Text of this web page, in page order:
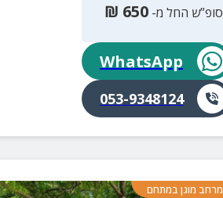
סופ”ש החל מ- 650
₪
WhatsApp
053-9348124
מרחב מוגן במתחם